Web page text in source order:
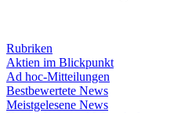
Rubriken
Aktien im Blickpunkt
Ad hoc-Mitteilungen
Bestbewertete News
Meistgelesene News